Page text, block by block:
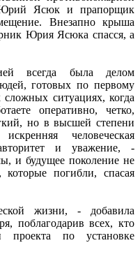
Юрий Ясюк и прапорщик
Внезапно крыша
Юрия Ясюка спасся, а
всегда была делом
готовых по первому
ситуациях, когда
оперативно, четко,
но в высшей степени
человеческая
и уважение, -
и будущее поколение не
погибли, спасая
жизни, - добавила
поблагодарив всех, кто
проекта по установке